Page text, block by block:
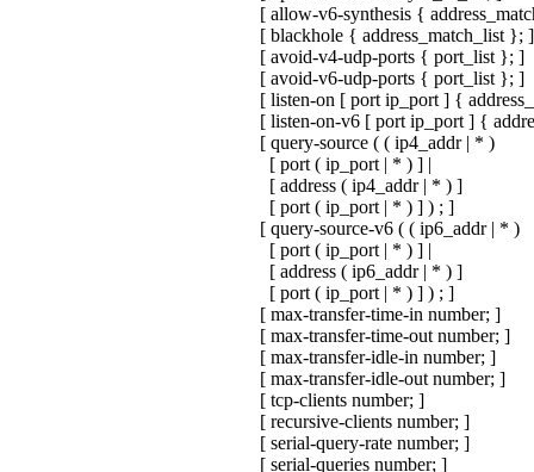
[ allow-v6-synthesis {
[ blackhole { address_match_list }; ]
[ avoid-v4-udp-ports { port_list }; ]
[ avoid-v6-udp-ports { port_list }; ]
[ listen-on [ port ip_port ] {
[ listen-on-v6 [ port ip_port ] {
[ query-source ( ( ip4_addr | * )
[ port ( ip_port | * ) ] |
[ address ( ip4_addr | * ) ]
[ port ( ip_port | * ) ] ) ; ]
[ query-source-v6 ( ( ip6_addr | * )
[ port ( ip_port | * ) ] |
[ address ( ip6_addr | * ) ]
[ port ( ip_port | * ) ] ) ; ]
[ max-transfer-time-in number; ]
[ max-transfer-time-out number; ]
[ max-transfer-idle-in number; ]
[ max-transfer-idle-out number; ]
[ tcp-clients number; ]
[ recursive-clients number; ]
[ serial-query-rate number; ]
[ serial-queries number; ]